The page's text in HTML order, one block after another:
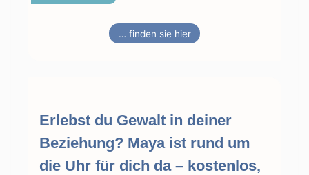
Erlebst du Gewalt in deiner
Beziehung? Maya ist rund um
die Uhr für dich da – kostenlos,
… finden sie hier